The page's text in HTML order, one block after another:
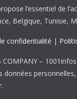
l’essentiel de
Belgique, Tunisie,
confidentialité |
COMPANY –
données